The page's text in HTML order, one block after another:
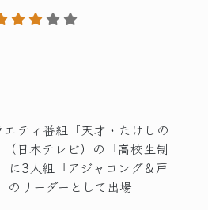
ティ番組『天才・たけしの
日本テレビ）の「高校生制
に3人組「アジャコング＆戸
のリーダーとして出場